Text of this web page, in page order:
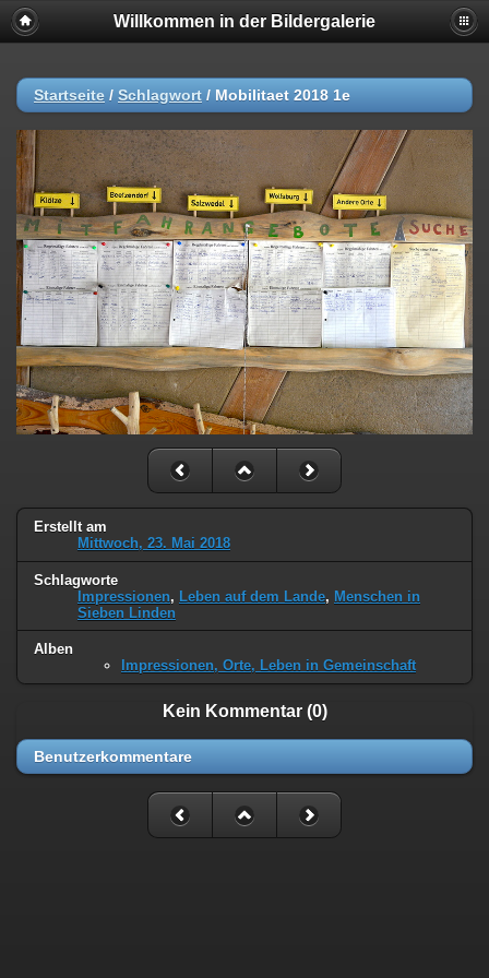
Willkommen in der Bildergalerie
Startseite / Schlagwort / Mobilitaet 2018 1e
Erstellt am
Mittwoch, 23. Mai 2018
Schlagworte
Impressionen, Leben auf dem Lande, Menschen in
Sieben Linden
Alben
Impressionen, Orte, Leben in Gemeinschaft
Kein Kommentar (0)
Benutzerkommentare